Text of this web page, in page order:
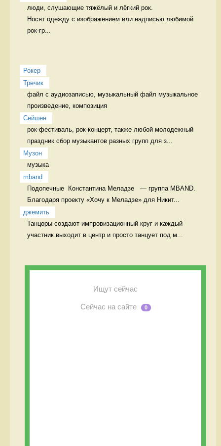
люди, слушающие тяжёлый и лёгкий рок.
Носят одежду с изображением или надписью любимой
рок-гр...
Рокер
Тречик
файл с аудиозаписью, музыкальный файл музыкальное
произведение, композиция
Сейшен
рок-фестиваль, рок-концерт, также любой молодежный
праздник сбор музыкантов разных групп для з...
Музон
музыка
mband
Подопечные  Константина Меладзе   — группа MBAND.
Благодаря проекту «Хочу к Меладзе» для Никит...
джемить
Танцоры создают импровизационный круг и каждый
участник выходит в центр и просто танцует под м...
Ищут сейчас
Сейчас на сайте 0